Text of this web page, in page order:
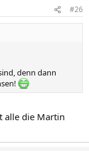
#26
denn dann
alle die Martin